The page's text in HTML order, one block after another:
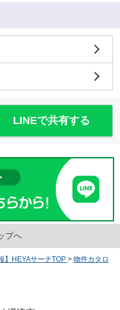
LINEで共有する
プへ
】HEYAサーチTOP > 物件カタロ